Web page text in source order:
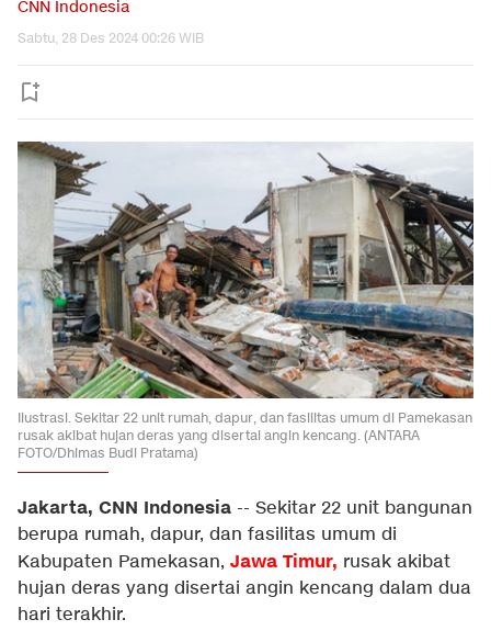
CNN Indonesia
Sabtu, 28 Des 2024 00:26 WIB
Ilustrasi. Sekitar 22 unit rumah, dapur, dan fasilitas umum di Pamekasan
rusak akibat hujan deras yang disertai angin kencang. (ANTARA
FOTO/Dhimas Budi Pratama)
Jakarta, CNN Indonesia -- Sekitar 22 unit bangunan
berupa rumah, dapur, dan fasilitas umum di
Kabupaten Pamekasan, Jawa Timur, rusak akibat
hujan deras yang disertai angin kencang dalam dua
hari terakhir.